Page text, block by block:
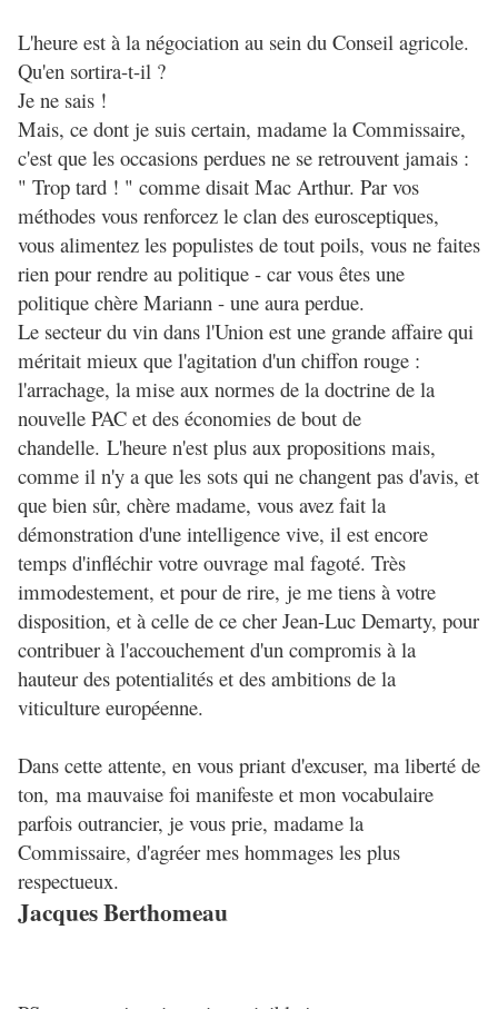
L'heure est à la négociation au sein du Conseil agricole.
Qu'en sortira-t-il ?
Je ne sais !
Mais, ce dont je suis certain, madame la Commissaire,
c'est que les occasions perdues ne se retrouvent jamais :
" Trop tard ! " comme disait Mac Arthur. Par vos
méthodes vous renforcez le clan des eurosceptiques,
vous alimentez les populistes de tout poils, vous ne faites
rien pour rendre au politique - car vous êtes une
politique chère Mariann - une aura perdue.
Le secteur du vin dans l'Union est une grande affaire qui
méritait mieux que l'agitation d'un chiffon rouge :
l'arrachage, la mise aux normes de la doctrine de la
nouvelle PAC et des économies de bout de
chandelle. L'heure n'est plus aux propositions mais,
comme il n'y a que les sots qui ne changent pas d'avis, et
que bien sûr, chère madame, vous avez fait la
démonstration d'une intelligence vive, il est encore
temps d'infléchir votre ouvrage mal fagoté. Très
immodestement, et pour de rire, je me tiens à votre
disposition, et à celle de ce cher Jean-Luc Demarty, pour
contribuer à l'accouchement d'un compromis à la
hauteur des potentialités et des ambitions de la
viticulture européenne.
Dans cette attente, en vous priant d'excuser, ma liberté de
ton, ma mauvaise foi manifeste et mon vocabulaire
parfois outrancier, je vous prie, madame la
Commissaire, d'agréer mes hommages les plus
respectueux.
Jacques Berthomeau